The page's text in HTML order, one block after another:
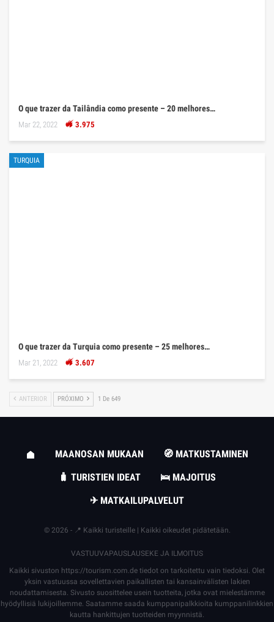
O que trazer da Tailândia como presente – 20 melhores…
Mar 22, 2022 3.975
TURQUIA
O que trazer da Turquia como presente – 25 melhores…
Mar 21, 2022 3.607
ANTERIOR PRÓXIMO 1 De 649
MAANOSAN MUKAAN
🧭 MATKUSTAMINEN
🧳 TURISTIEN IDEAT
🛌 MAJOITUS
✈ MATKAILUPALVELUT
© 2026 - 📍 Kaikki turisteille | Kaikki oikeudet pidätetään.
VASTUUVAPAUSLAUSEKE JA ILMOITUS
Kaikki sivuston https://tourism.com.de tiedot on tarkoitettu vain tiedoksi. Olet
yksin vastuussa sovellettavien paikallisten tai kansainvälisten lakien
noudattamisesta. Sivusto suosittelee usein tuotteita, jotka ovat mielestämme
hyödyllisiä lukijoillemme. Saatamme saada kumppanipalkkioita kumppanilinkkien
kautta hankittujen tuotteiden myynnistä.